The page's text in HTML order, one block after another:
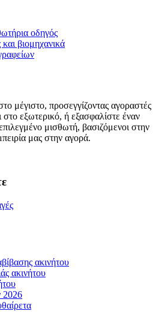
οδηγός
βιομηχανικά
μέγιστο, προσεγγίζοντας αγοραστές
εξωτερικό, ή εξασφαλίστε έναν
μισθωτή, βασιζόμενοι στην
μας στην αγορά.
ακινήτου
ακινήτου
2026